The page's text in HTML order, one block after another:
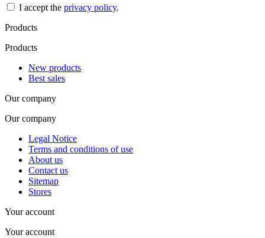
I accept the privacy policy.
Products
Products
New products
Best sales
Our company
Our company
Legal Notice
Terms and conditions of use
About us
Contact us
Sitemap
Stores
Your account
Your account